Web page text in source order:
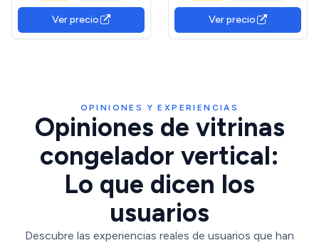
Nivel Sonoro, Eficiencia
Energética Clase E
Ver precio
50,6 cm de Ancho, Bajo
Consumo, Puerta Plana y
Reversible, Diseño
Ver precio
OPINIONES Y EXPERIENCIAS
Opiniones de vitrinas
congelador vertical:
Lo que dicen los
usuarios
Descubre las experiencias reales de usuarios que han